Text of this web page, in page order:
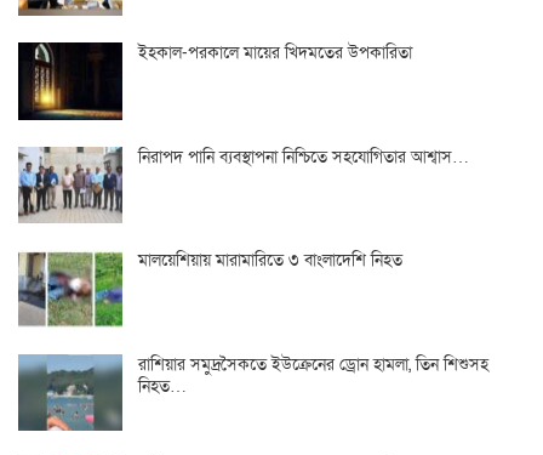
ইহকাল-পরকালে মায়ের খিদমতের উপকারিতা
নিরাপদ পানি ব্যবস্থাপনা নিশ্চিতে সহযোগিতার আশ্বাস…
মালয়েশিয়ায় মারামারিতে ৩ বাংলাদেশি নিহত
রাশিয়ার সমুদ্রসৈকতে ইউক্রেনের ড্রোন হামলা, তিন শিশুসহ
নিহত…